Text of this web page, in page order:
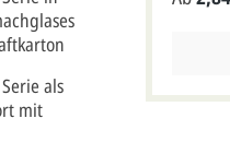
als
mit
ist
große